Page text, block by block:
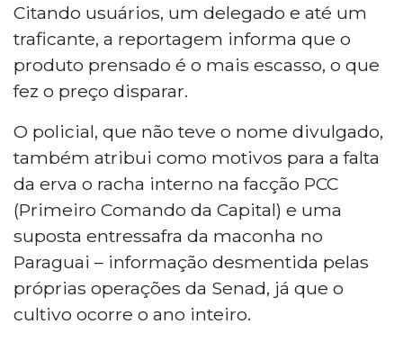
Citando usuários, um delegado e até um
traficante, a reportagem informa que o
produto prensado é o mais escasso, o que
fez o preço disparar.
O policial, que não teve o nome divulgado,
também atribui como motivos para a falta
da erva o racha interno na facção PCC
(Primeiro Comando da Capital) e uma
suposta entressafra da maconha no
Paraguai – informação desmentida pelas
próprias operações da Senad, já que o
cultivo ocorre o ano inteiro.